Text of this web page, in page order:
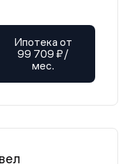
Ипотека от
99 709 ₽/
мес.